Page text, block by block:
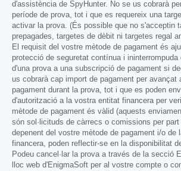
d'assistència de SpyHunter. No se us cobrarà
període de prova, tot i que es requereix una
activar la prova. (És possible que no s'acceptin
prepagades, targetes de dèbit ni targetes regal
El requisit del vostre mètode de pagament és
protecció de seguretat contínua i
d'una prova a una subscripció de pagament si
us cobrarà cap import de pagament per avançat
pagament durant la prova, tot i que es poden
d'autorització a la vostra entitat financera per
mètode de pagament és vàlid (aquests
són sol·licituds de càrrecs o comissions per
depenent del vostre mètode de pagament i/o de
financera, poden reflectir-se en la disponibilitat
Podeu cancel·lar la prova a través de la secció
lloc web d'EnigmaSoft per al vostre compte o